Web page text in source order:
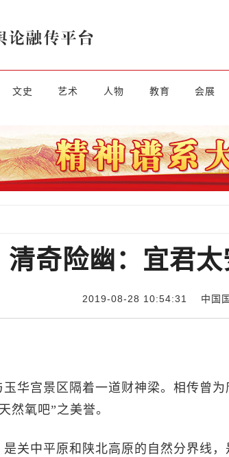
文史 艺术 人物 教育 会展
清奇险幽：宜君太
2019-08-28 10:54:31 中国
华宫景区隔着一道财神梁。相传曾为
然氧吧”之美誉。
关中平原和陕北高原的自然分界线